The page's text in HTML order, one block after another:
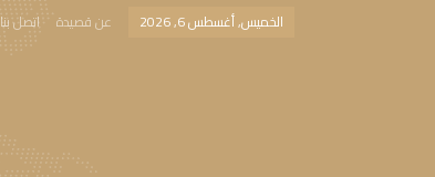
الخميس, أغسطس 6, 2026 عن قصيدة اتصل بنا